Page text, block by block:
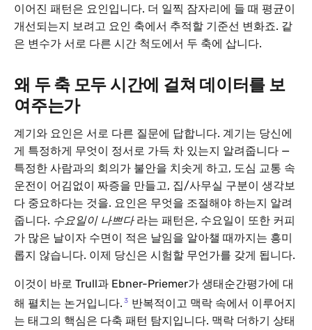
이어진 패턴은 요인입니다. 더 일찍 잠자리에 들 때 평균이
개선되는지 보려고 요인 축에서 추적할 기준선 변화죠. 같
은 변수가 서로 다른 시간 척도에서 두 축에 삽니다.
왜 두 축 모두 시간에 걸쳐 데이터를 보
여주는가
계기와 요인은 서로 다른 질문에 답합니다. 계기는 당신에
게 특정하게 무엇이 정서로 가득 차 있는지 알려줍니다 —
특정한 사람과의 회의가 불안을 치솟게 하고, 도심 교통 속
운전이 어김없이 짜증을 만들고, 집/사무실 구분이 생각보
다 중요하다는 것을. 요인은 무엇을 조절해야 하는지 알려
줍니다. 수요일이 나쁘다라는 패턴은, 수요일이 또한 커피
가 많은 날이자 수면이 적은 날임을 알아챌 때까지는 흥미
롭지 않습니다. 이제 당신은 시험할 무언가를 갖게 됩니다.
이것이 바로 Trull과 Ebner-Priemer가 생태순간평가에 대
해 펼치는 논거입니다. 3 반복적이고 맥락 속에서 이루어지
는 태그의 핵심은 다축 패턴 탐지입니다. 맥락 더하기 상태